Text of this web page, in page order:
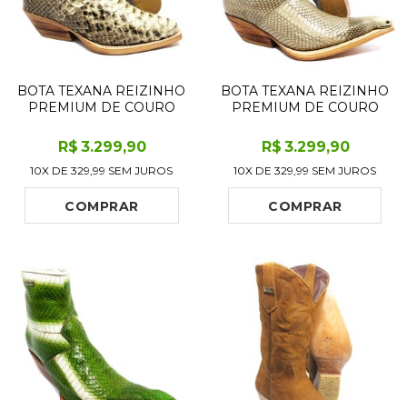
BOTA TEXANA REIZINHO
PREMIUM DE COURO
PYTHON NATURAL
LIMITED EDITION - CANO
CURTO, BICO FINO
QUADRADINHO -
SOLADO DE COURO
ARTESAN
R$ 3.299,90
10X DE329,99 SEM JUROS
COMPRAR
BOTA TEXANA REIZINHO
PREMIUM DE COURO
NAJA NATURAL COM
CABEÇA LIMITED
EDITION - CANO CURTO,
BICO FINO - SOLADO DE
COURO ARTESANAL
R$ 3.299,90
10X DE329,99 SEM JUROS
COMPRAR